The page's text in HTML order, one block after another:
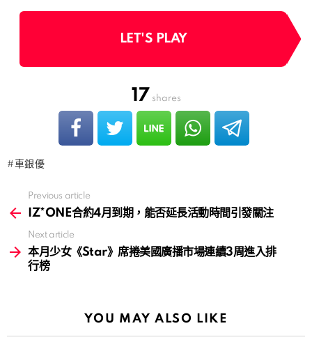
LET'S PLAY
17 shares
車銀優
more
Previous article
IZ*ONE合約4月到期，能否延長活動時間引發關注
Next article
本月少女《Star》席捲美國廣播市場連續3周進入排
行榜
YOU MAY ALSO LIKE